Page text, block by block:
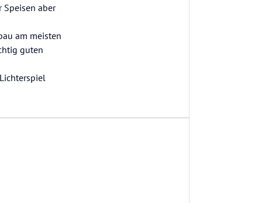
aber
am meisten
guten